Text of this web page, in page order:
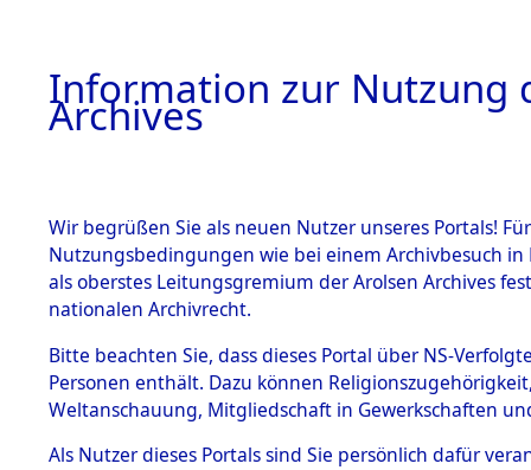
BESTÄNDE
1.
Inhaftierungsdoku
mente
1.2.9 Beim ITS
Effekten
0002
Information zur Nutzung
Archives
Wir begrüßen Sie als neuen Nutzer unseres Portals!
Nutzungsbedingungen wie bei einem Archivbesuch
als oberstes Leitungsgremium der Arolsen Archives
nationalen Archivrecht.
Bitte beachten Sie, dass dieses Portal über NS-
Personen enthält. Dazu können
Weltanschauung, Mitgliedschaft in Gewerkschaften
Als Nutzer dieses Portals sind Sie persönlich dafür